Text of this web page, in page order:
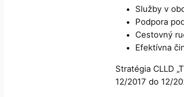
Služby v
Podpora
Cestovný
Efektívna
Stratégia CLLD
12/2017 do 12/